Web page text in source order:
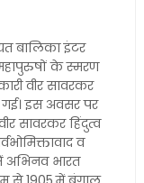
बालिका इंटर
के स्मरण
वीर सावरकर
गई। इस अवसर पर
सावरकर हिंदुत्व
व
अभिनव भारत